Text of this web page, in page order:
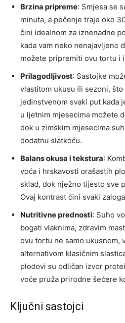
Brzina pripreme: Smjesa se
minuta, a pečenje traje oko
čini idealnom za iznenadne
kada vam neko nenajavljeno
možete pripremiti ovu tortu i
Prilagodljivost: Sastojke
vlastitom ukusu ili sezoni,
jedinstvenom svaki put kada
u ljetnim mjesecima možete
dok u zimskim mjesecima
dodatnu slatkoću.
Balans okusa i tekstura:
voća i hrskavosti orašastih
sklad, dok nježno tijesto sve
Ovaj kontrast čini svaki
Nutritivne prednosti: Suho
bogati vlaknima, zdravim
ovu tortu ne samo ukusnom,
alternativom klasičnim
plodovi su odličan izvor
voće pruža prirodne šećere
Ključni sastojci